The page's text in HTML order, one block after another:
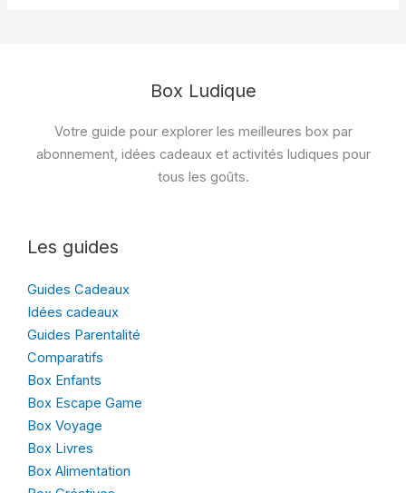
Box Ludique
Votre guide pour explorer les meilleures box par
abonnement, idées cadeaux et activités ludiques pour
tous les goûts.
Les guides
Guides Cadeaux
Idées cadeaux
Guides Parentalité
Comparatifs
Box Enfants
Box Escape Game
Box Voyage
Box Livres
Box Alimentation